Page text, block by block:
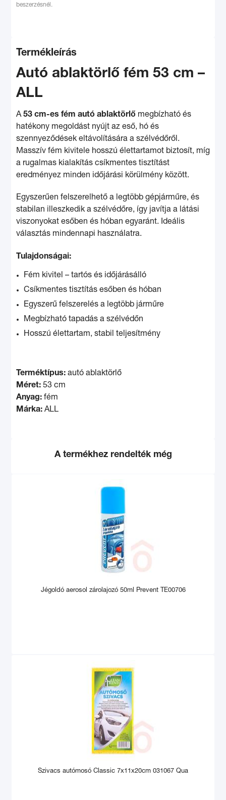
beszerzésnél.
Termékleírás
Autó ablaktörlő fém 53 cm –
ALL
A53 cm-es fém autó ablaktörlő megbízható és
hatékony megoldást nyújt az eső, hó és
szennyeződések eltávolítására a szélvédőről.
Masszív fém kivitele hosszú élettartamot biztosít, míg
a rugalmas kialakítás csíkmentes tisztítást
eredményez minden időjárási körülmény között.
Egyszerűen felszerelhető a legtöbb gépjárműre, és
stabilan illeszkedik a szélvédőre, így javítja a látási
viszonyokat esőben és hóban egyaránt. Ideális
választás mindennapi használatra.
Tulajdonságai:
Fém kivitel – tartós és időjárásálló
Csíkmentes tisztítás esőben és hóban
Egyszerű felszerelés a legtöbb járműre
Megbízható tapadás a szélvédőn
Hosszú élettartam, stabil teljesítmény
Terméktípus: autó ablaktörlő
Méret: 53 cm
Anyag: fém
Márka: ALL
A termékhez rendelték még
Jégoldó aerosol zárolajozó 50ml Prevent TE00706
Szivacs autómosó Classic 7x11x20cm 031067 Qua